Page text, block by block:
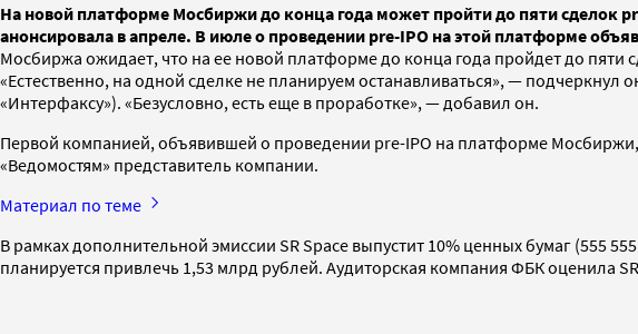
На новой платформе Мосбиржи до конца года может пройти до пяти
анонсировала в апреле. В июле о проведении pre-IPO на этой платформе
Мосбиржа ожидает, что на ее новой платформе до конца года пройдет до
«Естественно, на одной сделке не планируем останавливаться», —
«Интерфаксу»). «Безусловно, есть еще в проработке», — добавил он.
Первой компанией, объявившей о проведении pre-IPO на платформе Мосбиржи,
«Ведомостям» представитель компании.
Материал по теме
В рамках дополнительной эмиссии SR Space выпустит 10% ценных бумаг (555
планируется привлечь 1,53 млрд рублей. Аудиторская компания ФБК оценила